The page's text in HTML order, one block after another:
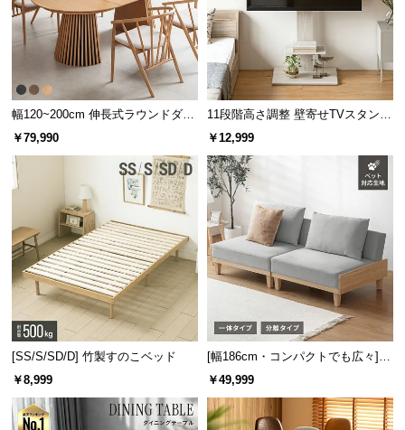
幅120~200cm 伸長式ラウンドダイ
ニングテーブル 6人掛け 天然木突
￥79,990
11段階高さ調整 壁寄せTVスタンド
キャスター付き 上下左右角度調節
￥12,999
[SS/S/SD/D] 竹製すのこベッド
￥8,999
[幅186cm・コンパクトでも広々] 3
人掛けソファベッド リクライニン
グ 天然木フレーム 北欧
￥49,999